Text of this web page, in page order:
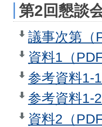
第2回懇談
議事次第（
資料1（
参考資料1-
参考資料1-
資料2（